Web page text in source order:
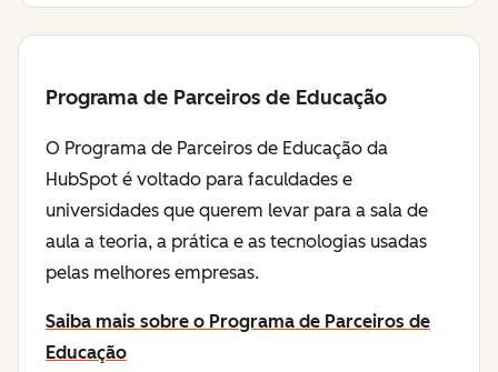
Programa de Parceiros de Educação
O Programa de Parceiros de Educação da
HubSpot é voltado para faculdades e
universidades que querem levar para a sala de
aula a teoria, a prática e as tecnologias usadas
pelas melhores empresas.
Saiba mais sobre o Programa de Parceiros de
Educação